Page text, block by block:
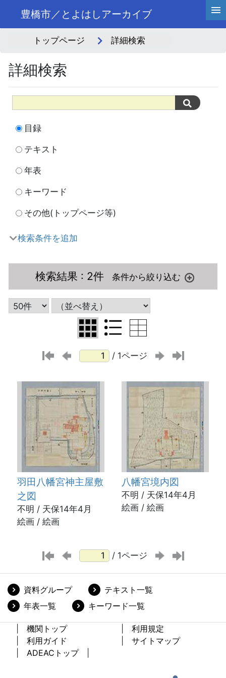
豊橋市／とよはしアーカイブ
トップページ 詳細検索
詳細検索
目録
テキスト
年表
キーワード
その他(トップページ等)
検索条件を追加
検索結果 : 2件
/ 1ページ
羽田八幡宮神主屋敷
之図
不明 / 天保14年4月
絵画 / 絵画
八幡宮境内図
不明 / 天保14年4月
絵画 / 絵画
/ 1ページ
資料グループ
テキスト一覧
年表一覧
キーワード一覧
機関トップ
利用規定
利用ガイド
サイトマップ
ADEACトップ